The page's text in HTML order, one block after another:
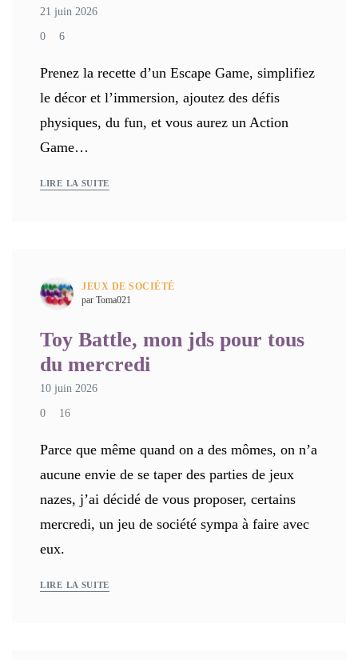
21 juin 2026
0 6
Prenez la recette d’un Escape Game, simplifiez
le décor et l’immersion, ajoutez des défis
physiques, du fun, et vous aurez un Action
Game…
LIRE LA SUITE
JEUX DE SOCIÉTÉ
par Toma021
Toy Battle, mon jds pour tous
du mercredi
10 juin 2026
0 16
Parce que même quand on a des mômes, on n’a
aucune envie de se taper des parties de jeux
nazes, j’ai décidé de vous proposer, certains
mercredi, un jeu de société sympa à faire avec
eux.
LIRE LA SUITE